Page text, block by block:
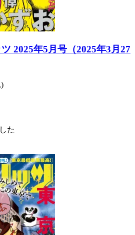
2025年5月号（2025年3月27
た